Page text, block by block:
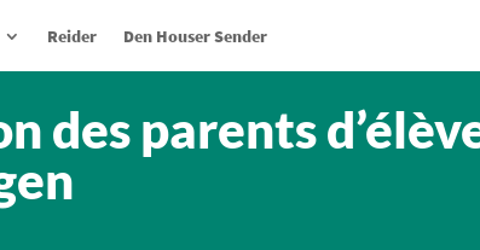
Reider Den Houser Sender
des parents